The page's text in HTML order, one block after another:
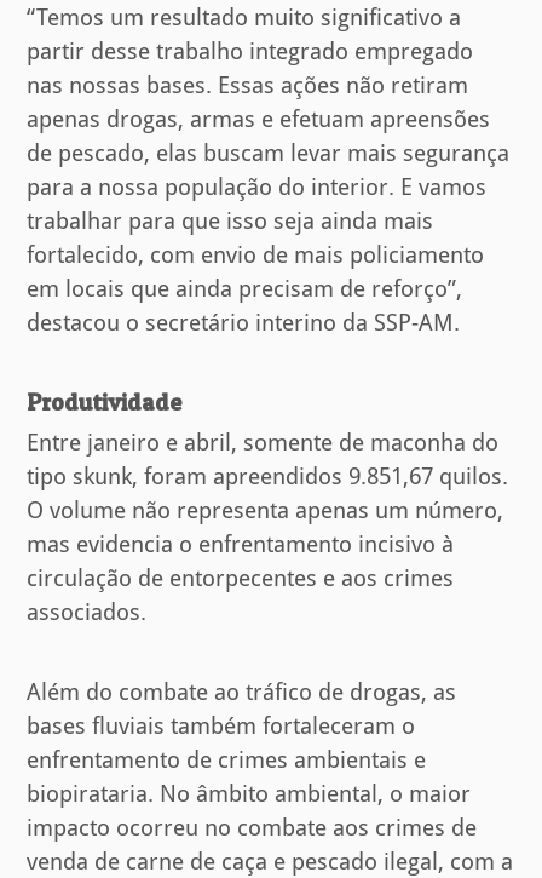
“Temos um resultado muito significativo a
partir desse trabalho integrado empregado
nas nossas bases. Essas ações não retiram
apenas drogas, armas e efetuam apreensões
de pescado, elas buscam levar mais segurança
para a nossa população do interior. E vamos
trabalhar para que isso seja ainda mais
fortalecido, com envio de mais policiamento
em locais que ainda precisam de reforço”,
destacou o secretário interino da SSP-AM.
Produtividade
Entre janeiro e abril, somente de maconha do
tipo skunk, foram apreendidos 9.851,67 quilos.
O volume não representa apenas um número,
mas evidencia o enfrentamento incisivo à
circulação de entorpecentes e aos crimes
associados.
Além do combate ao tráfico de drogas, as
bases fluviais também fortaleceram o
enfrentamento de crimes ambientais e
biopirataria. No âmbito ambiental, o maior
impacto ocorreu no combate aos crimes de
venda de carne de caça e pescado ilegal, com a